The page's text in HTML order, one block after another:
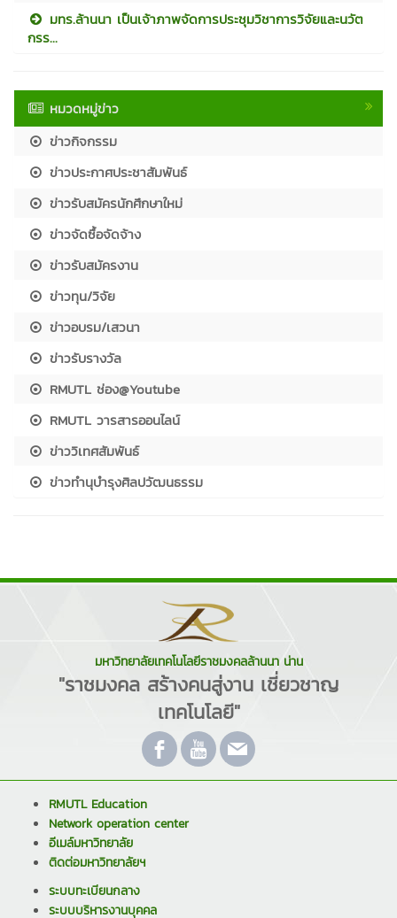
มทร.ล้านนา เป็นเจ้าภาพจัดการประชุมวิชาการวิจัยและนวัต
กรร...
หมวดหมู่ข่าว
ข่าวกิจกรรม
ข่าวประกาศประชาสัมพันธ์
ข่าวรับสมัครนักศึกษาใหม่
ข่าวจัดซื้อจัดจ้าง
ข่าวรับสมัครงาน
ข่าวทุน/วิจัย
ข่าวอบรม/เสวนา
ข่าวรับรางวัล
RMUTL ช่อง@Youtube
RMUTL วารสารออนไลน์
ข่าววิเทศสัมพันธ์
ข่าวทำนุบำรุงศิลปวัฒนธรรม
มหาวิทยาลัยเทคโนโลยีราชมงคลล้านนา น่าน
"ราชมงคล สร้างคนสู่งาน เชี่ยวชาญ
เทคโนโลยี"
RMUTL Education
Network operation center
อีเมล์มหาวิทยาลัย
ติดต่อมหาวิทยาลัยฯ
ระบบทะเบียนกลาง
ระบบบริหารงานบุคคล